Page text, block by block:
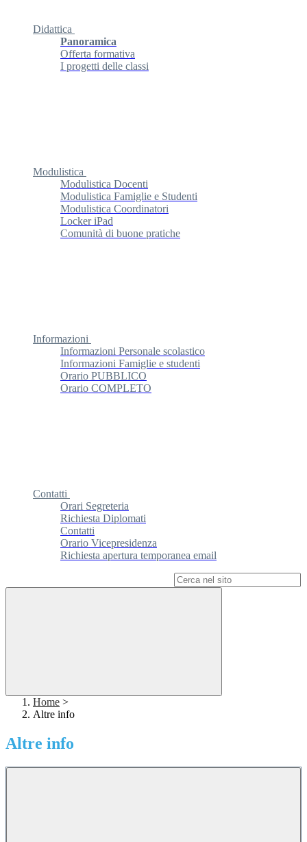
Didattica
Panoramica
Offerta formativa
I progetti delle classi
Modulistica
Modulistica Docenti
Modulistica Famiglie e Studenti
Modulistica Coordinatori
Locker iPad
Comunità di buone pratiche
Informazioni
Informazioni Personale scolastico
Informazioni Famiglie e studenti
Orario PUBBLICO
Orario COMPLETO
Contatti
Orari Segreteria
Richiesta Diplomati
Contatti
Orario Vicepresidenza
Richiesta apertura temporanea email
Home >
Altre info
Altre info